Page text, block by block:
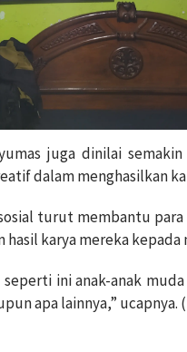
juga dinilai
dalam menghasilkan
turut membantu
karya mereka kepada
seperti ini anak-anak
apa lainnya,” ucapnya.